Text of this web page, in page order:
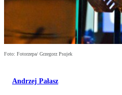
Foto: Fotorzepa/ Grzegorz Psujek
Andrzej Pałasz